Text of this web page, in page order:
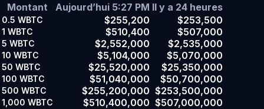
Montant
Aujourd’hui 5:27 PM Il y a 24 heures
0.5 WBTC $255,200 $253,500
1 WBTC $510,400 $507,000
5 WBTC $2,552,000 $2,535,000
10 WBTC $5,104,000 $5,070,000
50 WBTC $25,520,000 $25,350,000
100 WBTC $51,040,000 $50,700,000
500 WBTC $255,200,000 $253,500,000
1,000 WBTC $510,400,000 $507,000,000